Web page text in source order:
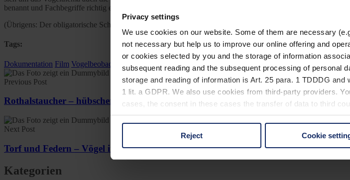
Privacy settings
We use cookies on our website. Some of them are necessary
not necessary but help us to improve our online offering and
or cookies selected by you and the storage of information
subsequent reading and the subsequent processing of personal
storage and reading of information is Art. 25 para. 1 TDDDG
1 lit. a GDPR. We also use cookies from third-party providers.
cases, the consent in these cases the transfer of data to third
You can consent to the use of non-essential cookies by clicking
Reject Cookie
benannt und Fachbegriffe richtig erklärt. Vogelliebhaber, die auch in einem Spielfilm nicht auf
(Übrigens: Der obligatorische Schrei des Adlers in vielen Westernfilmen ist eigentlich der
Tags:
Dokumentation Film Vogelbeobachtung
Previous Post
Rothalstaucher – hübscher Wasserliebhaber
Next Post
Torf und Federn – Vögel im Moor
Kategorien